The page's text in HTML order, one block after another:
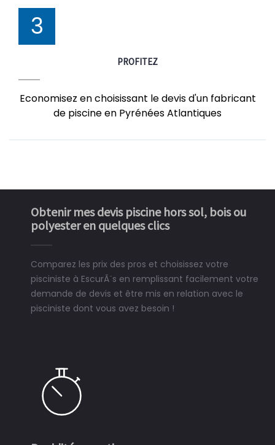
3
PROFITEZ
Economisez en choisissant le devis d'un fabricant
de piscine en Pyrénées Atlantiques
Obtenir mes devis piscine hors sol, bois ou
polyester en quelques clics
Comparez les prix des pros et choisissez votre
pisciniste à EscurÃ¨s en remplissant facilement votre
demande de devis et être mis en relation avec le
pisciniste dont vous avez besoin !